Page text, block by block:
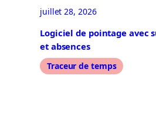
juillet 28, 2026
Logiciel de pointage avec
et absences
Traceur de temps